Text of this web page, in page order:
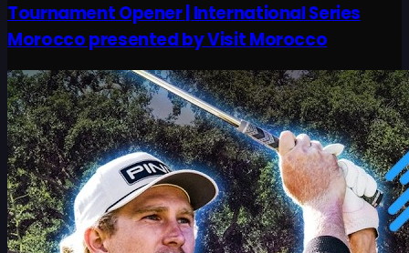
Tournament Opener | International Series
Morocco presented by Visit Morocco